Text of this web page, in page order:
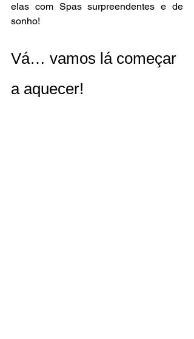
elas com Spas surpreendentes e de
sonho!
Vá… vamos lá começar
a aquecer!